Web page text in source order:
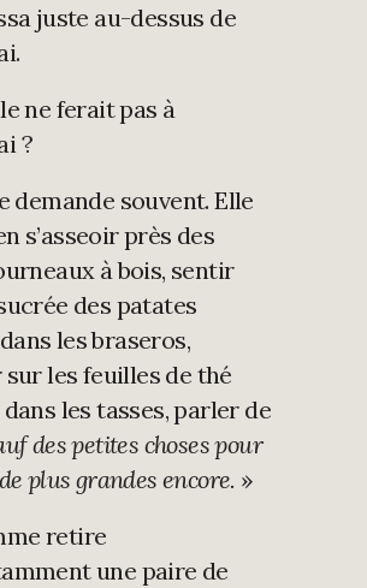
juste au-dessus de
ne ferait pas à
?
demande souvent. Elle
s’asseoir près des
à bois, sentir
des patates
les braseros,
les feuilles de thé
les tasses, parler de
des petites choses pour
plus grandes encore. »
retire
une paire de